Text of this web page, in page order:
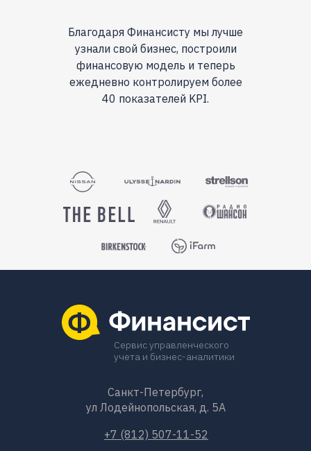
Благодаря Финансисту мы лучше
узнали свой бизнес, построили
финансовую модель и теперь
ежедневно контролируем более
40 показателей KPI.
Сервис управленческого
учета и бизнес-аналитики
+7 (812) 507-11-52
Санкт-Петербург,
ул Лодейнопольская, д. 5А